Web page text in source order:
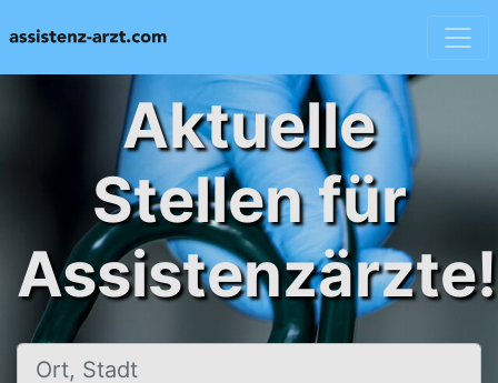
Aktuelle
Stellen für
Assistenzärzte!
Ort, Stadt